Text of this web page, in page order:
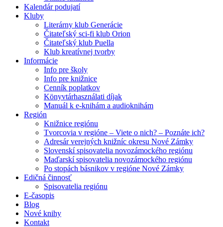
Kalendár podujatí
Kluby
Literárny klub Generácie
Čitateľský sci-fi klub Orion
Čitateľský klub Puella
Klub kreatívnej tvorby
Informácie
Info pre školy
Info pre knižnice
Cenník poplatkov
Könyvtárhasználati díjak
Manuál k e-knihám a audioknihám
Región
Knižnice regiónu
Tvorcovia v regióne – Viete o nich? – Poznáte ich?
Adresár verejných knižníc okresu Nové Zámky
Slovenskí spisovatelia novozámockého regiónu
Maďarskí spisovatelia novozámockého regiónu
Po stopách básnikov v regióne Nové Zámky
Edičná činnosť
Spisovatelia regiónu
E-časopis
Blog
Nové knihy
Kontakt